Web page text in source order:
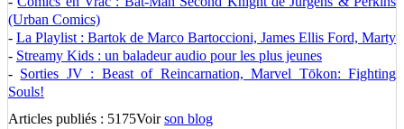
(Urban Comics)
- La Playlist : Bartok de Marco Bartoccioni, James Ellis Ford, Marty
- Streamy Kids : un baladeur audio pour les plus jeunes
- Sorties JV : Beast of Reincarnation, Marvel Tōkon: Fighting
Souls!
Articles publiés : 5175Voirson blog